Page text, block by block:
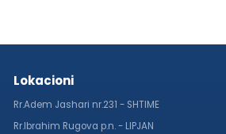
Lokacioni
Rr.Adem Jashari nr.231 - SHTIME
Rr.Ibrahim Rugova p.n. - LIPJAN